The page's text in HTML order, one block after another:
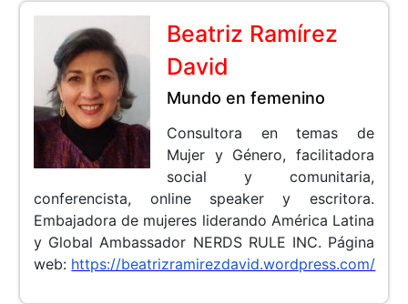
Beatriz Ramírez
David
Mundo en femenino
Consultora en temas de
Mujer y Género, facilitadora
social y comunitaria,
conferencista, online speaker y escritora.
Embajadora de mujeres liderando América Latina
y Global Ambassador NERDS RULE INC. Página
web: https://beatrizramirezdavid.wordpress.com/